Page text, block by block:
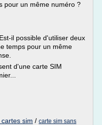
pour un même numéro ?
il possible d'utiliser deux
temps pour un même
d'une carte SIM
sim / carte sim sans